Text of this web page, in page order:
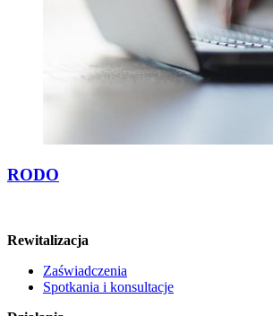
RODO
Rewitalizacja
Zaświadczenia
Spotkania i konsultacje